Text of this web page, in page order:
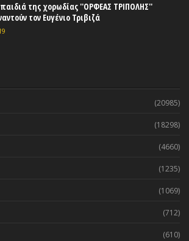
της χορωδίας ''ΟΡΦΕΑΣ ΤΡΙΠΟΛΗΣ''
τον Ευγένιο Τριβιζά
(20985)
(18298)
(4660)
(1235)
(1069)
(712)
(610)